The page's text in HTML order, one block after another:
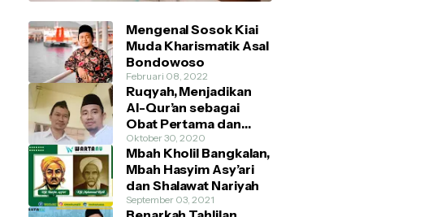
Mengenal Sosok Kiai
Muda Kharismatik Asal
Bondowoso
Februari 08, 2022
Ruqyah, Menjadikan
Al-Qur’an sebagai
Obat Pertama dan
Utama
Oktober 30, 2020
Mbah Kholil Bangkalan,
Mbah Hasyim Asy’ari
dan Shalawat Nariyah
September 03, 2021